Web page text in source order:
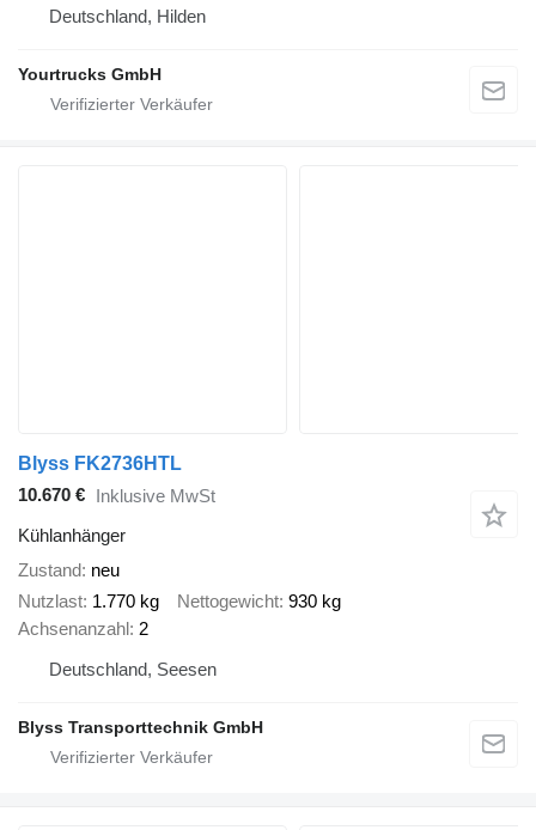
Deutschland, Hilden
Yourtrucks GmbH
Blyss FK2736HTL
10.670 € Inklusive MwSt
Kühlanhänger
Zustand neu
Nutzlast 1.770 kg Nettogewicht 930 kg
Achsenanzahl 2
Deutschland, Seesen
Blyss Transporttechnik GmbH